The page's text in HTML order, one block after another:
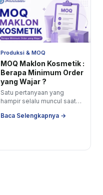
Produksi & MOQ
MOQ Maklon Kosmetik :
Berapa Minimum Order
yang Wajar ?
Satu pertanyaan yang
hampir selalu muncul saat
memulai maklon kosmetik
Baca Selengkapnya →